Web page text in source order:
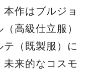
本作はブルジョ
高級仕立服）
（既製服）に
来的なコスモ